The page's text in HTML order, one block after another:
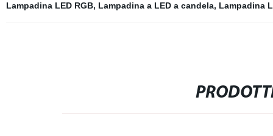
Lampadina LED RGB, Lampadina a LED a candela, Lampadina